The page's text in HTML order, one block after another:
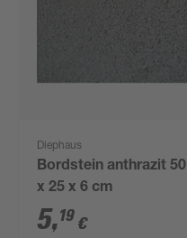
Diephaus
Bordstein anthrazit 50
x 25 x 6 cm
5,19 €